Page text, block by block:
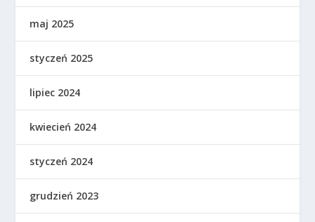
maj 2025
styczeń 2025
lipiec 2024
kwiecień 2024
styczeń 2024
grudzień 2023